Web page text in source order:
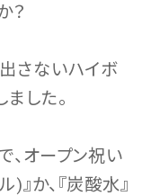
？
出さないハイボ
した。
、オープン祝い
』か、『炭酸水』